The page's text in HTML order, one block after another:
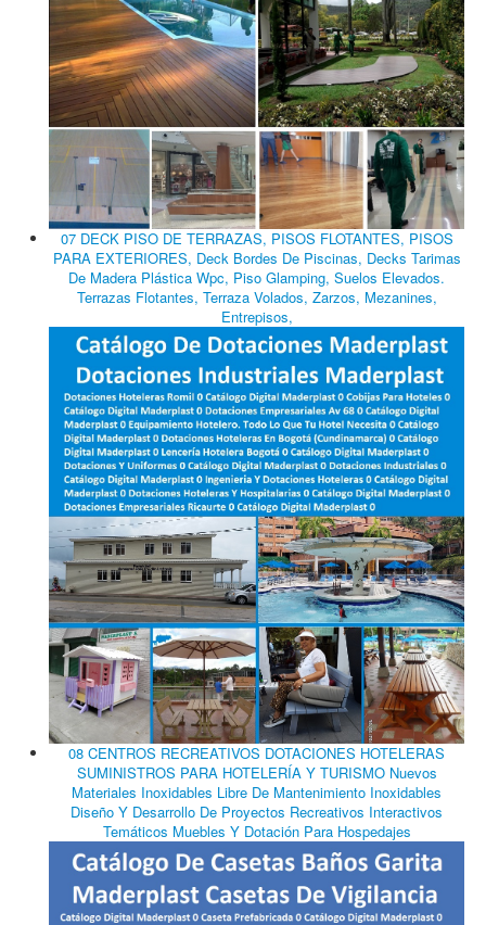
07 DECK PISO DE TERRAZAS, PISOS FLOTANTES, PISOS
PARA EXTERIORES, Deck Bordes De Piscinas, Decks Tarimas
De Madera Plástica Wpc, Piso Glamping, Suelos Elevados.
Terrazas Flotantes, Terraza Volados, Zarzos, Mezanines,
Entrepisos,
08 CENTROS RECREATIVOS DOTACIONES HOTELERAS
SUMINISTROS PARA HOTELERÍA Y TURISMO Nuevos
Materiales Inoxidables Libre De Mantenimiento Inoxidables
Diseño Y Desarrollo De Proyectos Recreativos Interactivos
Temáticos Muebles Y Dotación Para Hospedajes